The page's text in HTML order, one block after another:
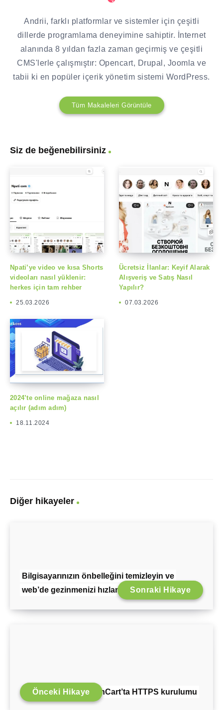
Andrii, farklı platformlar ve sistemler için çeşitli
dillerde programlama deneyimine sahiptir. İnternet
alanında 8 yıldan fazla zaman geçirmiş ve çeşitli
CMS'lerle çalışmıştır: Opencart, Drupal, Joomla ve
tabii ki en popüler içerik yönetim sistemi WordPress.
Tüm Makaleleri Görüntüle
Siz de beğenebilirsiniz
Npati’ye video ve kısa Shorts
videoları nasıl yüklenir:
herkes için tam rehber
25.03.2026
Ücretsiz İlanlar: Keyif Alarak
Alışveriş ve Satış Nasıl
Yapılır?
07.03.2026
2024’te online mağaza nasıl
açılır (adım adım)
18.11.2024
Diğer hikayeler
Bilgisayarınızın önbelleğini temizleyin ve
web’de gezinmenizi hızlandırın.Sonraki Hikaye
OpenCart’ta HTTPS kurulumu
Önceki Hikaye